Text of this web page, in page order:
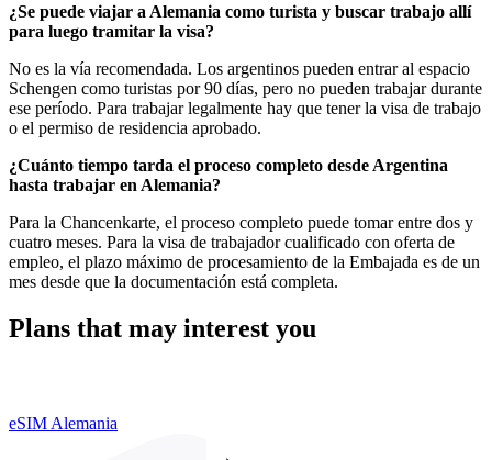
¿Se puede viajar a Alemania como turista y buscar trabajo allí
para luego tramitar la visa?
No es la vía recomendada. Los argentinos pueden entrar al espacio
Schengen como turistas por 90 días, pero no pueden trabajar durante
ese período. Para trabajar legalmente hay que tener la visa de trabajo
o el permiso de residencia aprobado.
¿Cuánto tiempo tarda el proceso completo desde Argentina
hasta trabajar en Alemania?
Para la Chancenkarte, el proceso completo puede tomar entre dos y
cuatro meses. Para la visa de trabajador cualificado con oferta de
empleo, el plazo máximo de procesamiento de la Embajada es de un
mes desde que la documentación está completa.
Plans that may interest you
eSIM Alemania